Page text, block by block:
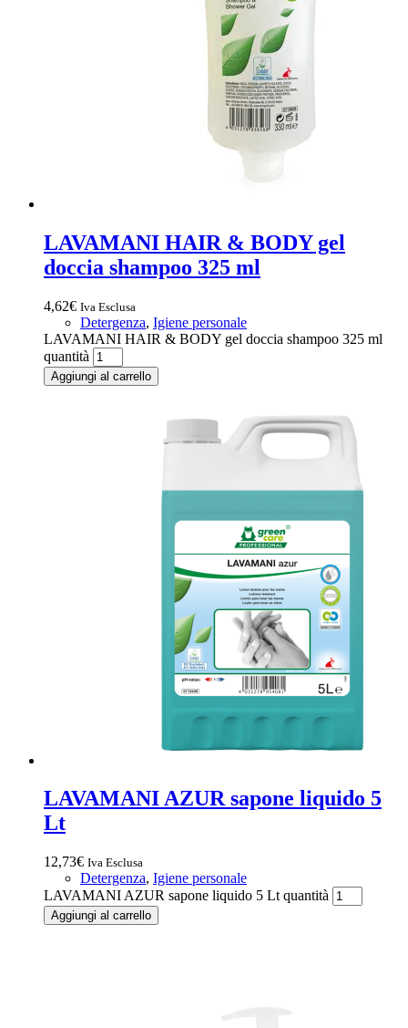
LAVAMANI HAIR & BODY gel
doccia shampoo 325 ml
4,62€ Iva Esclusa
Detergenza, Igiene personale
LAVAMANI HAIR & BODY gel doccia shampoo 325 ml
quantità
Aggiungi al carrello
LAVAMANI AZUR sapone liquido 5
Lt
12,73€ Iva Esclusa
Detergenza, Igiene personale
LAVAMANI AZUR sapone liquido 5 Lt quantità
Aggiungi al carrello